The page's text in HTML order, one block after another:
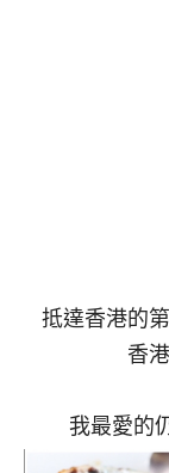
抵達香港的
香
我最愛的